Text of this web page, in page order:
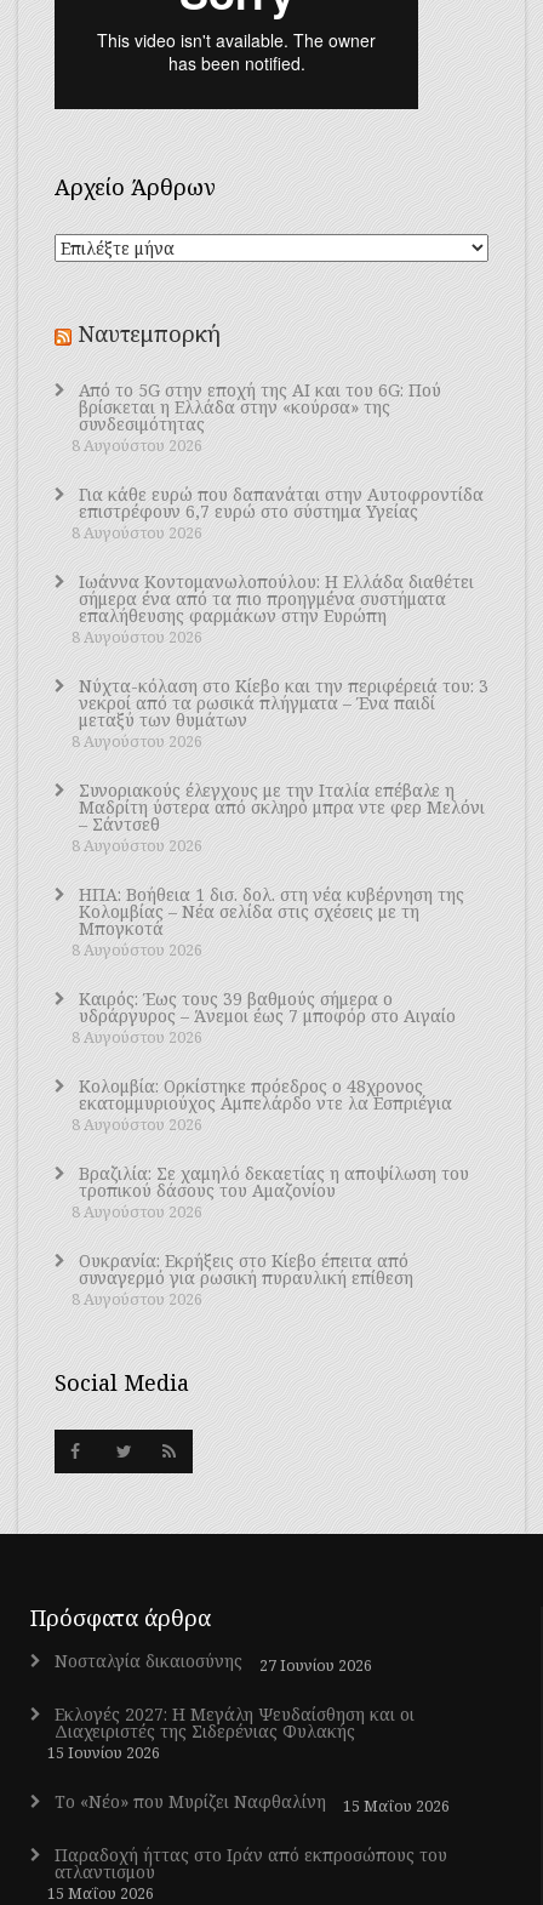
Αρχείο Άρθρων
Αρχείο
Άρθρων
Ναυτεμπορκή
Από το 5G στην εποχή της AI και του 6G: Πού
βρίσκεται η Ελλάδα στην «κούρσα» της
συνδεσιμότητας
8 Αυγούστου 2026
Για κάθε ευρώ που δαπανάται στην Aυτοφροντίδα
επιστρέφουν 6,7 ευρώ στο σύστημα Υγείας
8 Αυγούστου 2026
Ιωάννα Κοντομανωλοπούλου: Η Ελλάδα διαθέτει
σήμερα ένα από τα πιο προηγμένα συστήματα
επαλήθευσης φαρμάκων στην Ευρώπη
8 Αυγούστου 2026
Νύχτα-κόλαση στο Κίεβο και την περιφέρειά του: 3
νεκροί από τα ρωσικά πλήγματα – Ένα παιδί
μεταξύ των θυμάτων
8 Αυγούστου 2026
Συνοριακούς έλεγχους με την Ιταλία επέβαλε η
Μαδρίτη ύστερα από σκληρό μπρα ντε φερ Μελόνι
– Σάντσεθ
8 Αυγούστου 2026
ΗΠΑ: Βοήθεια 1 δισ. δολ. στη νέα κυβέρνηση της
Κολομβίας – Νέα σελίδα στις σχέσεις με τη
Μπογκοτά
8 Αυγούστου 2026
Καιρός: Έως τους 39 βαθμούς σήμερα ο
υδράργυρος – Άνεμοι έως 7 μποφόρ στο Αιγαίο
8 Αυγούστου 2026
Κολομβία: Ορκίστηκε πρόεδρος ο 48χρονος
εκατομμυριούχος Αμπελάρδο ντε λα Εσπριέγια
8 Αυγούστου 2026
Βραζιλία: Σε χαμηλό δεκαετίας η αποψίλωση του
τροπικού δάσους του Αμαζονίου
8 Αυγούστου 2026
Ουκρανία: Εκρήξεις στο Κίεβο έπειτα από
συναγερμό για ρωσική πυραυλική επίθεση
8 Αυγούστου 2026
Social Media
Πρόσφατα άρθρα
Νοσταλγία δικαιοσύνης 27 Ιουνίου 2026
Εκλογές 2027: Η Μεγάλη Ψευδαίσθηση και οι
Διαχειριστές της Σιδερένιας Φυλακής
15 Ιουνίου 2026
Το «Νέο» που Μυρίζει Ναφθαλίνη 15 Μαΐου 2026
Παραδοχή ήττας στο Ιράν από εκπροσώπους του
ατλαντισμού
15 Μαΐου 2026